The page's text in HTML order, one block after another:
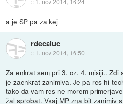
:: 1. nov 2014, 16:24
a je SP pa za kej
rdecaluc
:: 1. nov 2014, 16:50
Za enkrat sem pri 3. oz. 4. misiji.. Zdi
je zaenkrat zanimiva. Je pa res hi-
tako da vam res ne morem
žal sprobat. Vsaj MP zna bit zanimiv